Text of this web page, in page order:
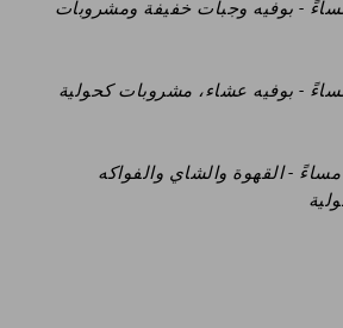
مساءً - 6:00 مساءً - بوفيه وجبات خفيفة ومشروبات
مساءً - 8:00 مساءً - بوفيه عشاء، مشروبات كحولية
8:00 مساءً - 10:00 مساءً - القهوة والشاي والفواكه